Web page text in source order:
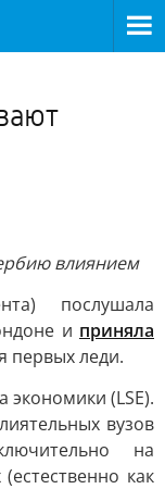
влиянием
послушала
и приняла
первых леди.
экономики (LSE).
вузов
на
как